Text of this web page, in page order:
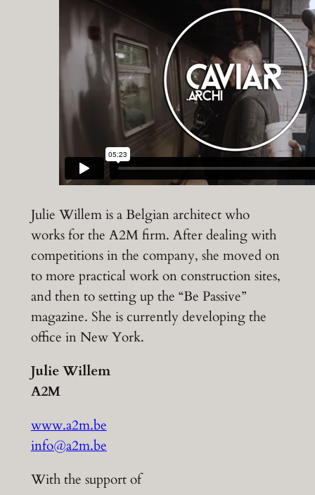
Julie Willem is a Belgian architect who
works for the A2M firm. After dealing with
competitions in the company, she moved on
to more practical work on construction sites,
and then to setting up the “Be Passive”
magazine. She is currently developing the
office in New York.
Julie Willem
A2M
www.a2m.be
info@a2m.be
With the support of